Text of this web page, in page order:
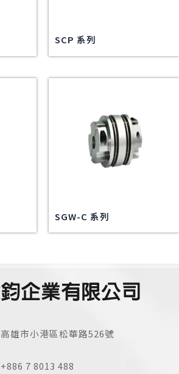
SCP 系列
SGW-C 系列
高雄市小港區松華路526號
+886 7 8013 488